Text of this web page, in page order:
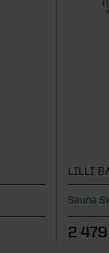
LILLI
Sauna
2